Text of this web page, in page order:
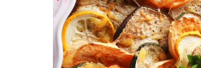
Skład
Zdrowe kości i
Wywiady